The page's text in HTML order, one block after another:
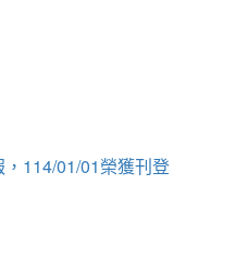
114/01/01榮獲刊登